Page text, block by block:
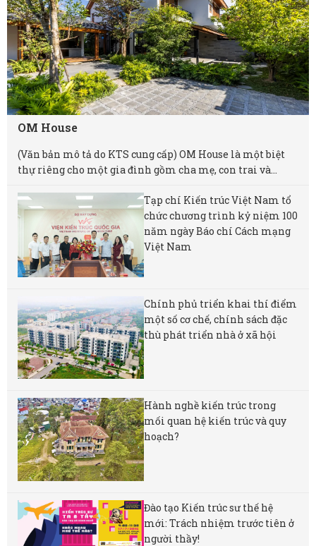
OM House
(Văn bản mô tả do KTS cung cấp) OM House là một biệt
thự riêng cho một gia đình gồm cha mẹ, con trai và...
Tạp chí Kiến trúc Việt Nam tổ
chức chương trình kỷ niệm 100
năm ngày Báo chí Cách mạng
Việt Nam
Chính phủ triển khai thí điểm
một số cơ chế, chính sách đặc
thù phát triển nhà ở xã hội
Hành nghề kiến trúc trong
mối quan hệ kiến trúc và quy
hoạch?
Đào tạo Kiến trúc sư thế hệ
mới: Trách nhiệm trước tiên ở
người thầy!